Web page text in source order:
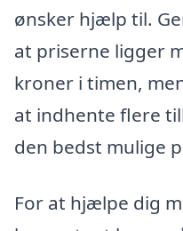
ønsker hjælp til.
at priserne ligger
kroner i timen,
at indhente flere
den bedst mulige
For at hjælpe dig